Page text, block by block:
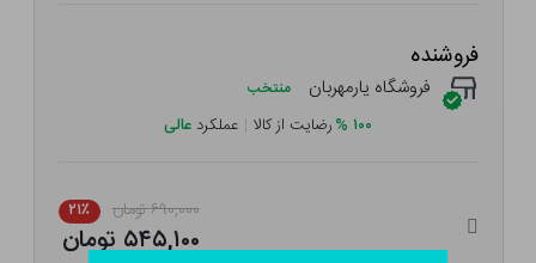
فروشنده
فروشگاه یارمهربان منتخب
۱۰۰ %رضایت از کالا | عملکرد عالی
۶۹۰,۰۰۰ تومان ۲۱٪
۵۴۵,۱۰۰ تومان